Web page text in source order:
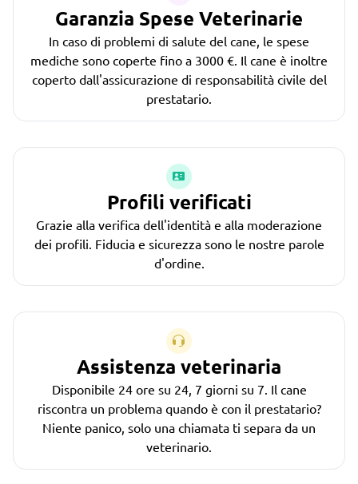
Garanzia Spese Veterinarie
In caso di problemi di salute del cane, le spese
mediche sono coperte fino a 3000 €. Il cane è inoltre
coperto dall'assicurazione di responsabilità civile del
prestatario.
Profili verificati
Grazie alla verifica dell'identità e alla moderazione
dei profili. Fiducia e sicurezza sono le nostre parole
d'ordine.
Assistenza veterinaria
Disponibile 24 ore su 24, 7 giorni su 7. Il cane
riscontra un problema quando è con il prestatario?
Niente panico, solo una chiamata ti separa da un
veterinario.